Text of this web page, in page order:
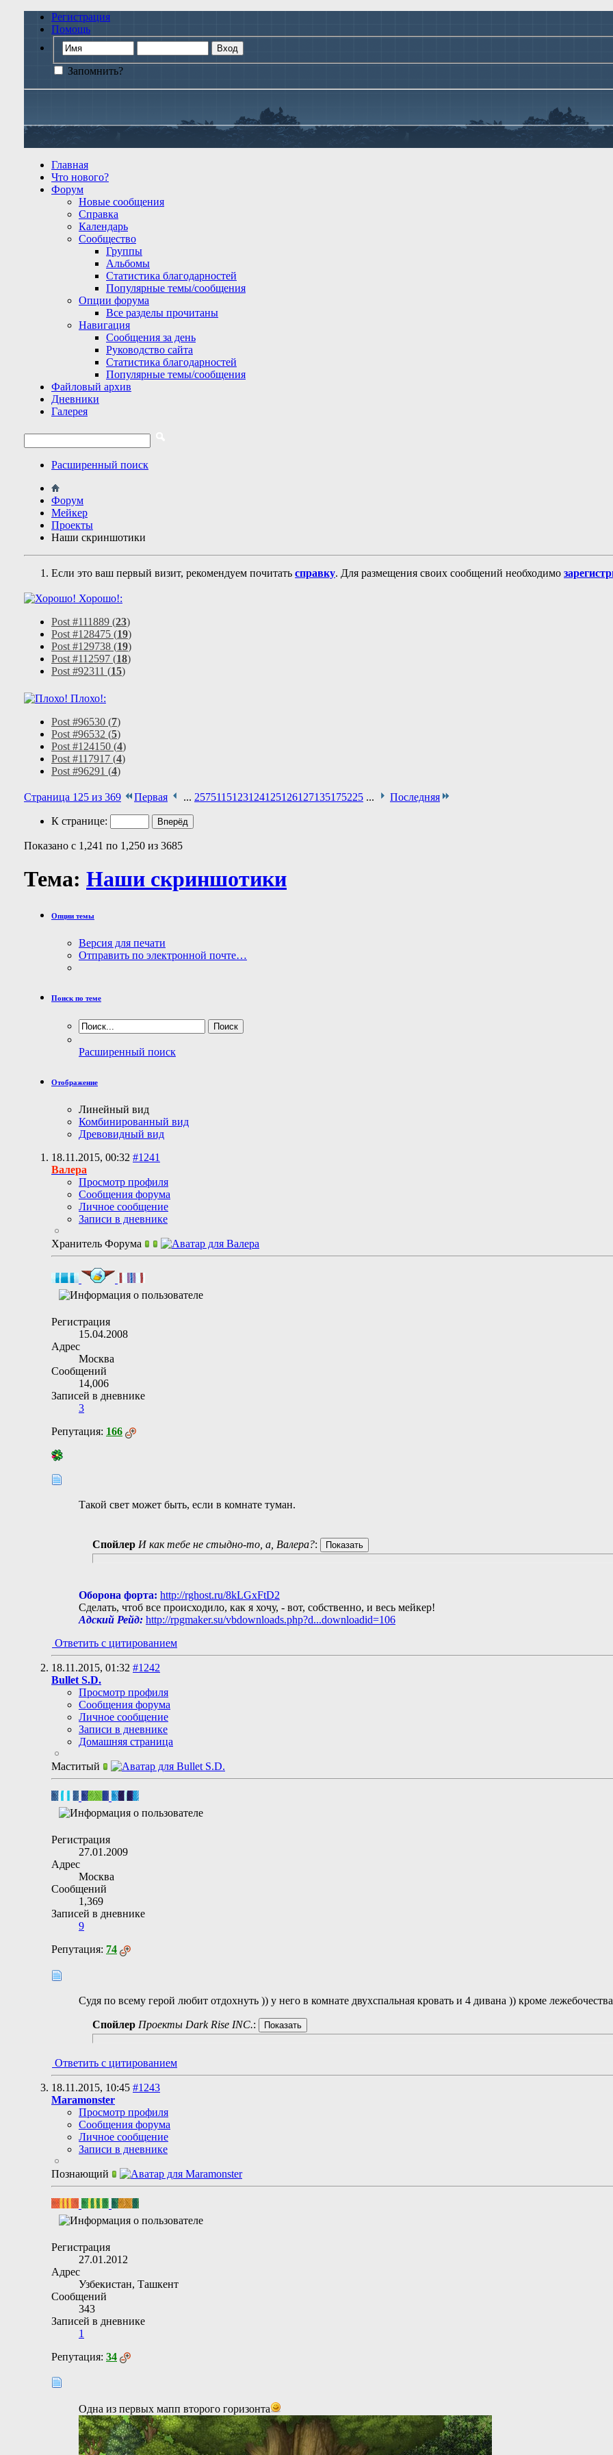
Регистрация
Помощь
Запомнить?
Главная
Что нового?
Форум
Новые сообщения
Справка
Календарь
Сообщество
Группы
Альбомы
Статистика благодарностей
Популярные темы/сообщения
Опции форума
Все разделы прочитаны
Навигация
Сообщения за день
Руководство сайта
Статистика благодарностей
Популярные темы/сообщения
Файловый архив
Дневники
Галерея
Расширенный поиск
Форум
Мейкер
Проекты
Наши скриншотики
Если это ваш первый визит, рекомендуем почитать справку. Для размещения своих сообщений необходимо
Хорошо!:
Post #111889 (23)
Post #128475 (19)
Post #129738 (19)
Post #112597 (18)
Post #92311 (15)
Плохо!:
Post #96530 (7)
Post #96532 (5)
Post #124150 (4)
Post #117917 (4)
Post #96291 (4)
Страница 125 из 369 Первая ... 2575115123124125126127135175225 ... Последняя
К странице:
Показано с 1,241 по 1,250 из 3685
Тема: Наши скриншотики
Опции темы
Версия для печати
Отправить по электронной почте…
Поиск по теме
Расширенный поиск
Отображение
Линейный вид
Комбинированный вид
Древовидный вид
18.11.2015, 00:32 #1241
Валера
Просмотр профиля
Сообщения форума
Личное сообщение
Записи в дневнике
Хранитель Форума
Регистрация
15.04.2008
Адрес
Москва
Сообщений
14,006
Записей в дневнике
3
Репутация: 166
Такой свет может быть, если в комнате туман.
Спойлер И как тебе не стыдно-то, а, Валера?:
Оборона форта: http://rghost.ru/8kLGxFtD2
Сделать, чтоб все происходило, как я хочу, - вот, собственно, и весь мейкер!
Адский Рейд: http://rpgmaker.su/vbdownloads.php?d...downloadid=106
Ответить с цитированием
18.11.2015, 01:32 #1242
Bullet S.D.
Просмотр профиля
Сообщения форума
Личное сообщение
Записи в дневнике
Домашняя страница
Маститый
Регистрация
27.01.2009
Адрес
Москва
Сообщений
1,369
Записей в дневнике
9
Репутация: 74
Судя по всему герой любит отдохнуть )) у него в комнате двухспальная кровать и 4 дивана )) кроме
Спойлер Проекты Dark Rise INC.:
Ответить с цитированием
18.11.2015, 10:45 #1243
Maramonster
Просмотр профиля
Сообщения форума
Личное сообщение
Записи в дневнике
Познающий
Регистрация
27.01.2012
Адрес
Узбекистан, Ташкент
Сообщений
343
Записей в дневнике
1
Репутация: 34
Одна из первых мапп второго горизонта